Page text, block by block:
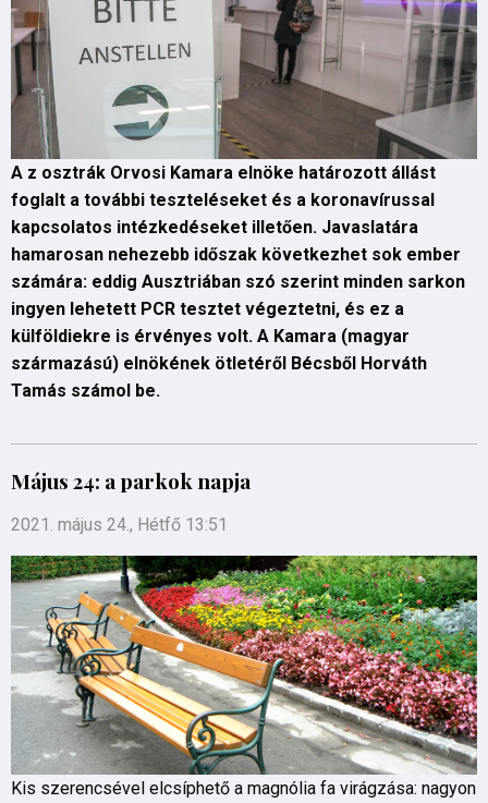
A z osztrák Orvosi Kamara elnöke határozott állást
foglalt a további teszteléseket és a koronavírussal
kapcsolatos intézkedéseket illetően. Javaslatára
hamarosan nehezebb időszak következhet sok ember
számára: eddig Ausztriában szó szerint minden sarkon
ingyen lehetett PCR tesztet végeztetni, és ez a
külföldiekre is érvényes volt. A Kamara (magyar
származású) elnökének ötletéről Bécsből Horváth
Tamás számol be.
Május 24: a parkok napja
2021. május 24., Hétfő 13:51
Kis szerencsével elcsíphető a magnólia fa virágzása: nagyon